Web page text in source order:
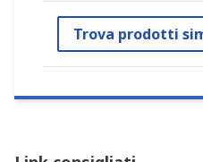
Trova prodotti